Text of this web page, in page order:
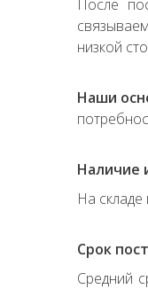
После
низкой
Наши
Наличие
На
Срок
Средний